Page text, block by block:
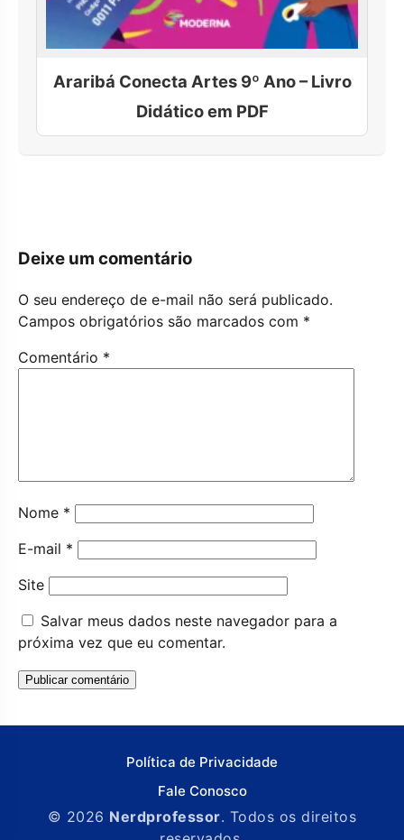
Araribá Conecta Artes 9º Ano – Livro
Didático em PDF
Deixe um comentário
O seu endereço de e-mail não será publicado.
Campos obrigatórios são marcados com *
Comentário *
Nome *
E-mail *
Site
Salvar meus dados neste navegador para a
próxima vez que eu comentar.
Política de Privacidade
Fale Conosco
© 2026 Nerdprofessor. Todos os direitos